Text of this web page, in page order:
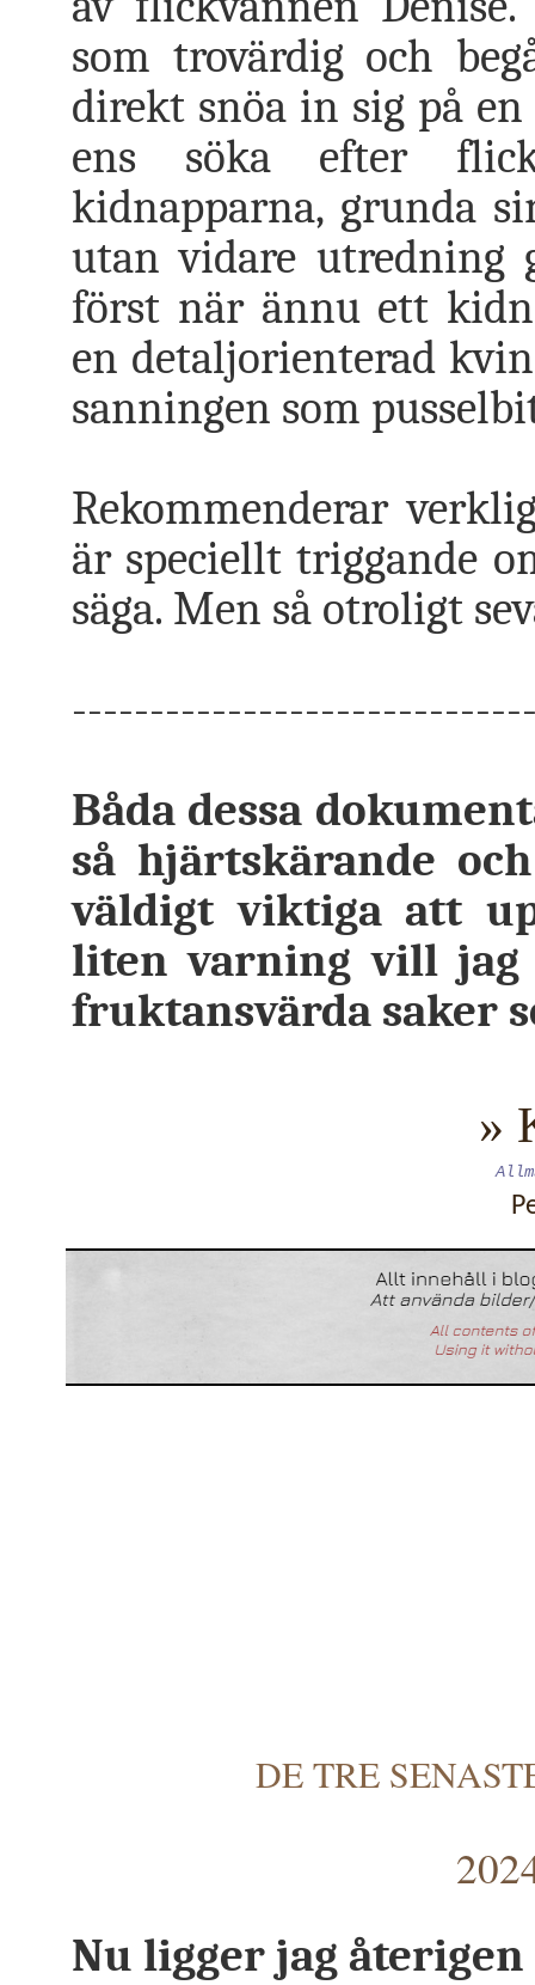
som trovärdig och
direkt snöa in sig på
ens söka efter
kidnapparna, grunda
utan vidare utredning
först när ännu ett
en detaljorienterad
sanningen som
Rekommenderar
är speciellt triggande
säga. Men så otroligt
Båda dessa
så hjärtskärande
väldigt viktiga att
liten varning vill
fruktansvärda saker
»
DE TRE
Nu ligger jag